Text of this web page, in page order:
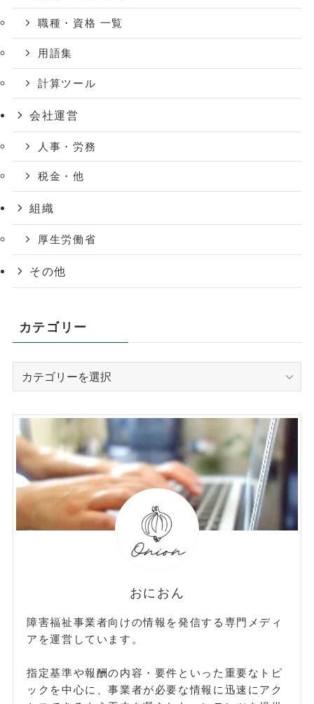
職種・資格 一覧
用語集
計算ツール
会社運営
人事・労務
税金・他
組織
厚生労働省
その他
カテゴリー
ー
おにおん
障害福祉事業者向けの情報を発信する専門メディ
アを運営しています。
指定基準や報酬の内容・要件といった重要なトピ
ックを中心に、事業者が必要な情報に迅速にアク